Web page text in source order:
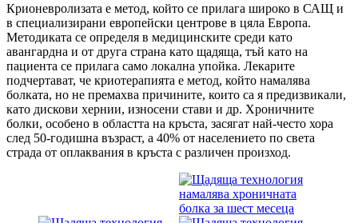
Крионевролизата е метод, който се прилага широко в САЩ и
в специализирани европейски центрове в цяла Европа.
Методиката се определя в медицинските среди като
авангардна и от друга страна като щадяща, тъй като на
пациента се прилага само локална упойка. Лекарите
подчертават, че криотерапията е метод, който намалява
болката, но не премахва причините, които са я предизвикали,
като дискови хернии, износени стави и др. Хроничните
болки, особено в областта на кръста, засягат най-често хора
след 50-годишна възраст, а 40% от населението по света
страда от оплаквания в кръста с различен произход.